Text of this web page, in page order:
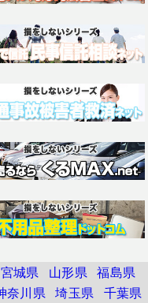
宮城県 山形県 福島県
奈川県 埼玉県 千葉県